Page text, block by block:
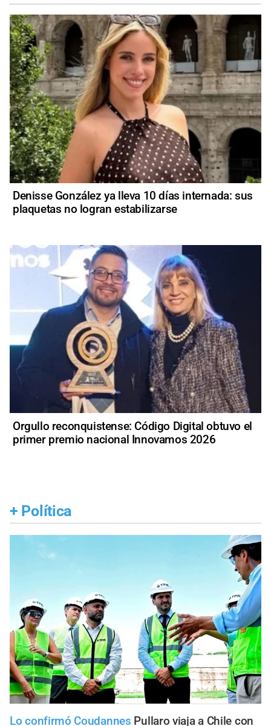
Denisse González ya lleva 10 días internada: sus
plaquetas no logran estabilizarse
Orgullo reconquistense: Código Digital obtuvo el
primer premio nacional Innovamos 2026
+ Política
Lo confirmó Coudannes Pullaro viaja a Chile con